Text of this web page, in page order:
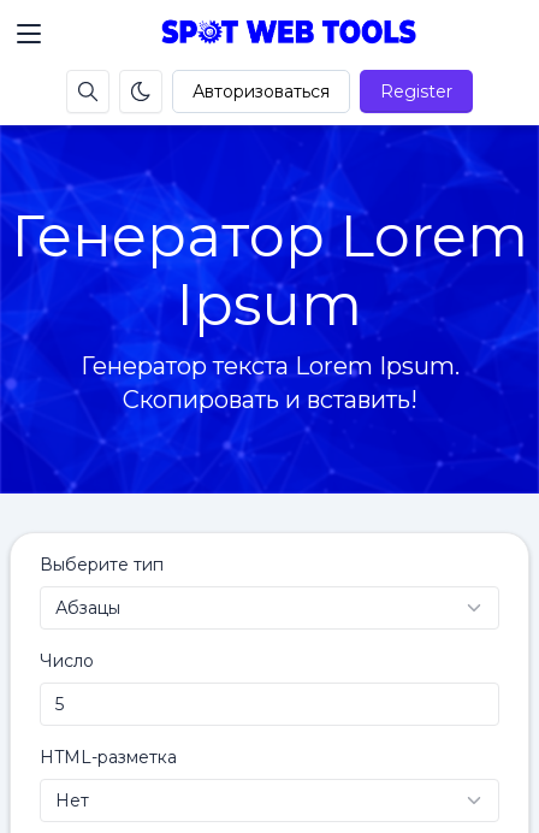
Авторизоваться Register
Генератор Lorem
Ipsum
Генератор текста Lorem Ipsum.
Скопировать и вставить!
Выберите тип
Число
HTML-разметка